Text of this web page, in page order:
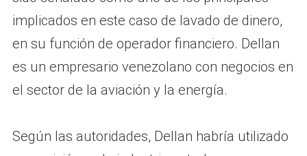
implicados en este caso de lavado de dinero,
en su función de operador financiero. Dellan
es un empresario venezolano con negocios en
el sector de la aviación y la energía.
Según las autoridades, Dellan habría utilizado